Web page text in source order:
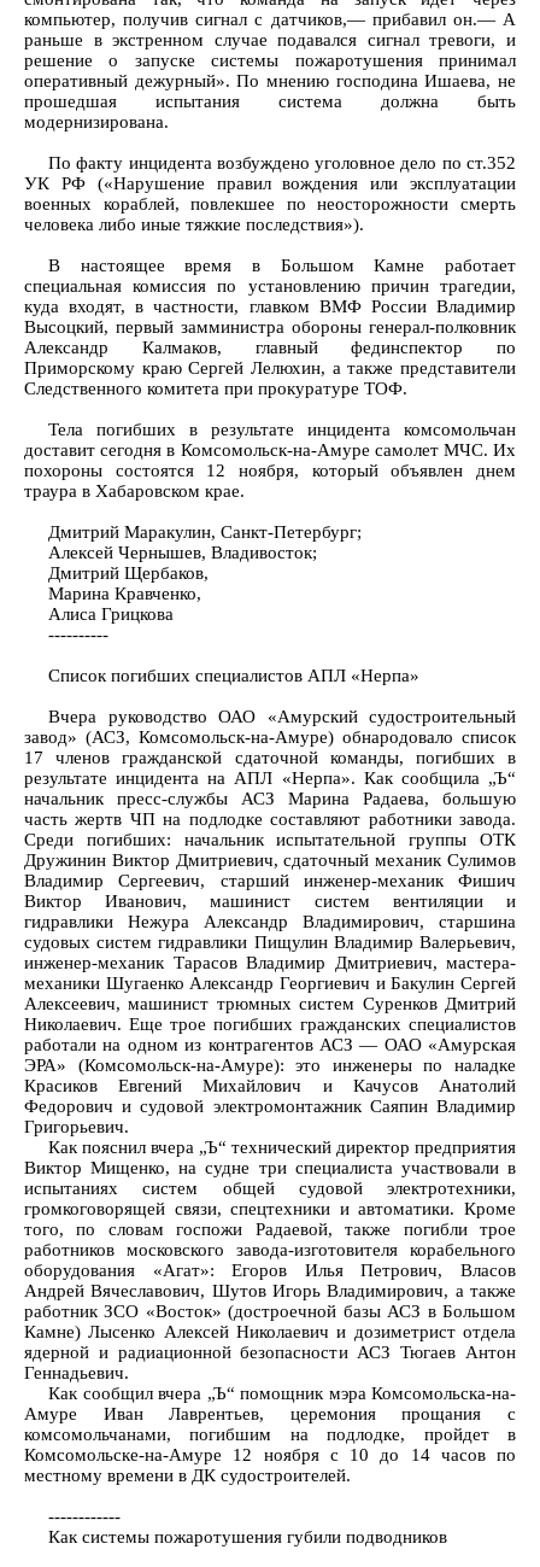
компьютер, получив сигнал с датчиков,— прибавил он.— А
раньше в экстренном случае подавался сигнал тревоги, и
решение о запуске системы пожаротушения принимал
оперативный дежурный». По мнению господина Ишаева, не
прошедшая испытания система должна быть
модернизирована.
По факту инцидента возбуждено уголовное дело по ст.352
УК РФ («Нарушение правил вождения или эксплуатации
военных кораблей, повлекшее по неосторожности смерть
человека либо иные тяжкие последствия»).
В настоящее время в Большом Камне работает
специальная комиссия по установлению причин трагедии,
куда входят, в частности, главком ВМФ России Владимир
Высоцкий, первый замминистра обороны генерал-полковник
Александр Калмаков, главный фединспектор по
Приморскому краю Сергей Лелюхин, а также представители
Следственного комитета при прокуратуре ТОФ.
Тела погибших в результате инцидента комсомольчан
доставит сегодня в Комсомольск-на-Амуре самолет МЧС. Их
похороны состоятся 12 ноября, который объявлен днем
траура в Хабаровском крае.
Дмитрий Маракулин, Санкт-Петербург;
Алексей Чернышев, Владивосток;
Дмитрий Щербаков,
Марина Кравченко,
Алиса Грицкова
----------
Список погибших специалистов АПЛ «Нерпа»
Вчера руководство ОАО «Амурский судостроительный
завод» (АСЗ, Комсомольск-на-Амуре) обнародовало список
17 членов гражданской сдаточной команды, погибших в
результате инцидента на АПЛ «Нерпа». Как сообщила „Ъ“
начальник пресс-службы АСЗ Марина Радаева, большую
часть жертв ЧП на подлодке составляют работники завода.
Среди погибших: начальник испытательной группы ОТК
Дружинин Виктор Дмитриевич, сдаточный механик Сулимов
Владимир Сергеевич, старший инженер-механик Фишич
Виктор Иванович, машинист систем вентиляции и
гидравлики Нежура Александр Владимирович, старшина
судовых систем гидравлики Пищулин Владимир Валерьевич,
инженер-механик Тарасов Владимир Дмитриевич, мастера-
механики Шугаенко Александр Георгиевич и Бакулин Сергей
Алексеевич, машинист трюмных систем Суренков Дмитрий
Николаевич. Еще трое погибших гражданских специалистов
работали на одном из контрагентов АСЗ — ОАО «Амурская
ЭРА» (Комсомольск-на-Амуре): это инженеры по наладке
Красиков Евгений Михайлович и Качусов Анатолий
Федорович и судовой электромонтажник Саяпин Владимир
Григорьевич.
Как пояснил вчера „Ъ“ технический директор предприятия
Виктор Мищенко, на судне три специалиста участвовали в
испытаниях систем общей судовой электротехники,
громкоговорящей связи, спецтехники и автоматики. Кроме
того, по словам госпожи Радаевой, также погибли трое
работников московского завода-изготовителя корабельного
оборудования «Агат»: Егоров Илья Петрович, Власов
Андрей Вячеславович, Шутов Игорь Владимирович, а также
работник ЗСО «Восток» (достроечной базы АСЗ в Большом
Камне) Лысенко Алексей Николаевич и дозиметрист отдела
ядерной и радиационной безопасности АСЗ Тюгаев Антон
Геннадьевич.
Как сообщил вчера „Ъ“ помощник мэра Комсомольска-на-
Амуре Иван Лаврентьев, церемония прощания с
комсомольчанами, погибшим на подлодке, пройдет в
Комсомольске-на-Амуре 12 ноября с 10 до 14 часов по
местному времени в ДК судостроителей.
------------
Как системы пожаротушения губили подводников